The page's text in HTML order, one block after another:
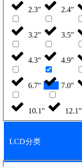
2.3″ 2.4″
3.2″ 3.5″
4.3″ 4.9″
6.7″ 7.0″
10.1" 12.1"
LCD分类